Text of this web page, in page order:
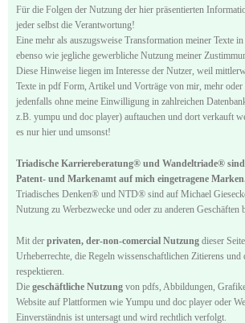
Für die Folgen der Nutzung der hier präsentierten
jeder selbst die Verantwortung!
Eine mehr als auszugsweise Transformation meiner Texte
ebenso wie jegliche gewerbliche Nutzung meiner
Diese Hinweise liegen im Interesse der Nutzer, weil
Texte in pdf Form, Artikel und Vorträge von mir, mehr oder
jedenfalls ohne meine Einwilligung in zahlreichen
z.B. yumpu und doc player) auftauchen und dort verkauft
es nur hier und umsonst!
Triadische Karriereberatung® und Wandeltriade® sind
Patent- und Markenamt auf mich eingetragene
Triadisches Denken® und NTD® sind auf Michael
Nutzung zu Werbezwecke und oder zu anderen Geschäften
Mit der privaten, der-non-comercial Nutzung dieser
Urheberrechte, die Regeln wissenschaftlichen Zitierens und
respektieren.
Die geschäftliche Nutzung von pdfs, Abbildungen,
Website auf Plattformen wie Yumpu und doc player oder
Einverständnis ist untersagt und wird rechtlich verfolgt.